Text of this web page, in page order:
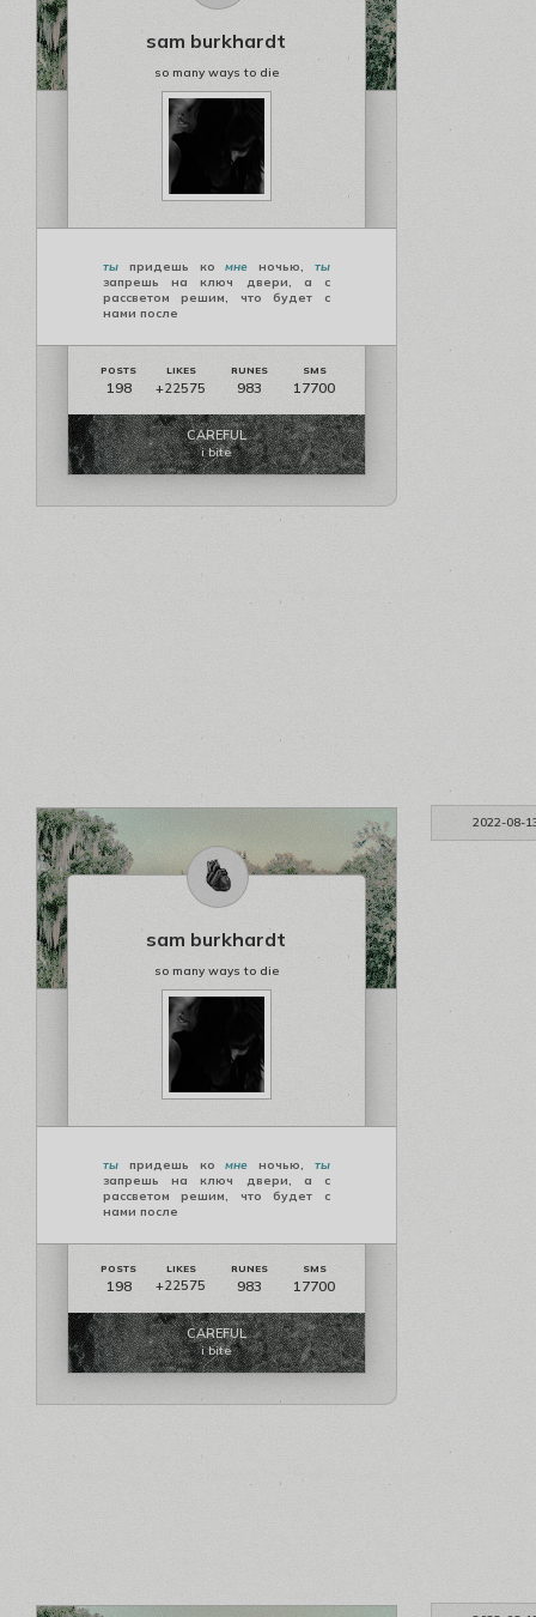
sam burkhardt
so many ways to die
ты придешь комне ночью,ты
запрешь на ключ двери, а с
рассветом решим, что будет с
нами после
198 +22575 983 17700
CAREFUL
i bite
2022-08-
sam burkhardt
so many ways to die
ты придешь комне ночью,ты
запрешь на ключ двери, а с
рассветом решим, что будет с
нами после
198 +22575 983 17700
CAREFUL
i bite